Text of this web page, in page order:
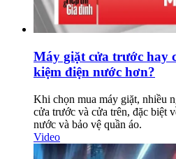
Máy giặt cửa trước hay
kiệm điện nước hơn?
Khi chọn mua máy giặt, nhiều
cửa trước và cửa trên, đặc biệt
nước và bảo vệ quần áo.
Video